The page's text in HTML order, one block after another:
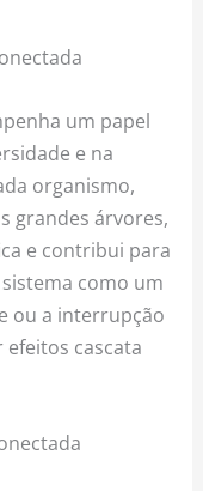
um papel
e na
organismo,
grandes árvores,
e contribui para
como um
ou a interrupção
cascata